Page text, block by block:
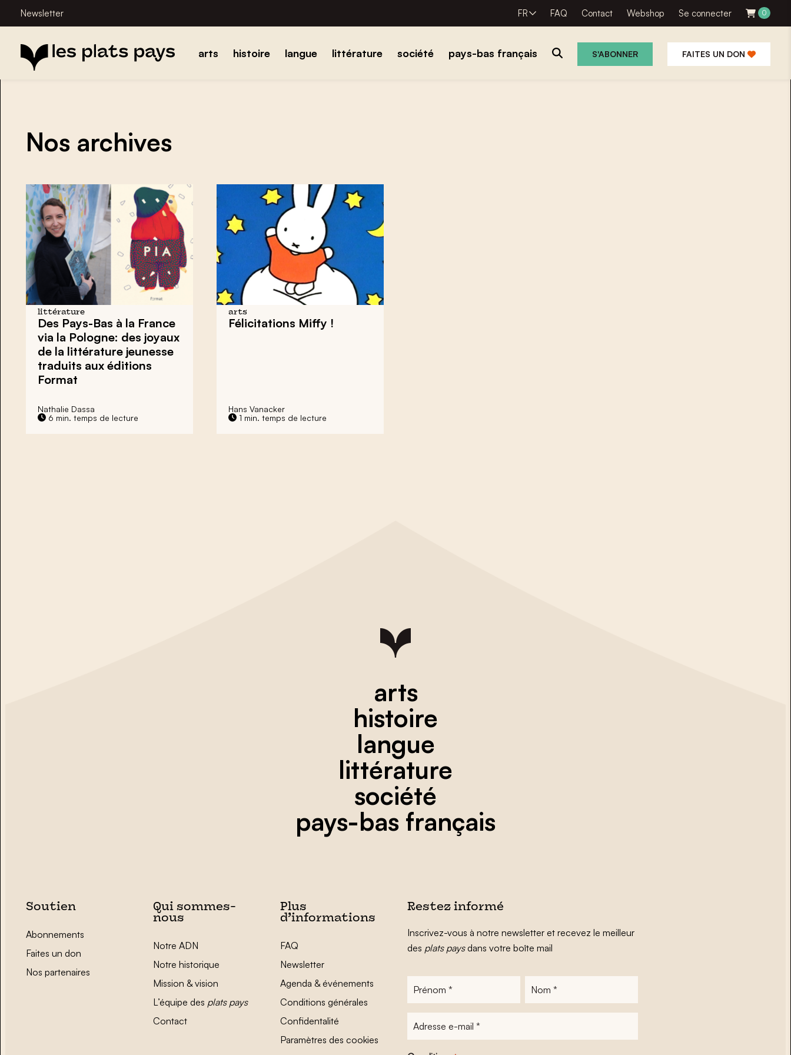
Newsletter FR FAQ Contact Webshop Se connecter 0
arts histoire langue littérature société pays-bas français S'ABONNER FAITES UN DON
Nos archives
littérature
Des Pays-Bas à la France
via la Pologne: des joyaux
de la littérature jeunesse
traduits aux éditions
Format
Nathalie Dassa
6 min. temps de lecture
arts
Félicitations Miffy !
Hans Vanacker
1 min. temps de lecture
arts
histoire
langue
littérature
société
pays-bas français
Soutien
Abonnements
Faites un don
Nos partenaires
Qui sommes-
nous
Notre ADN
Notre historique
Mission & vision
L’équipe des plats pays
Contact
Plus
d’informations
FAQ
Newsletter
Agenda & événements
Conditions générales
Confidentalité
Paramètres des cookies
Restez informé
Inscrivez-vous à notre newsletter et recevez le meilleur
des plats paysdans votre boîte mail
mail